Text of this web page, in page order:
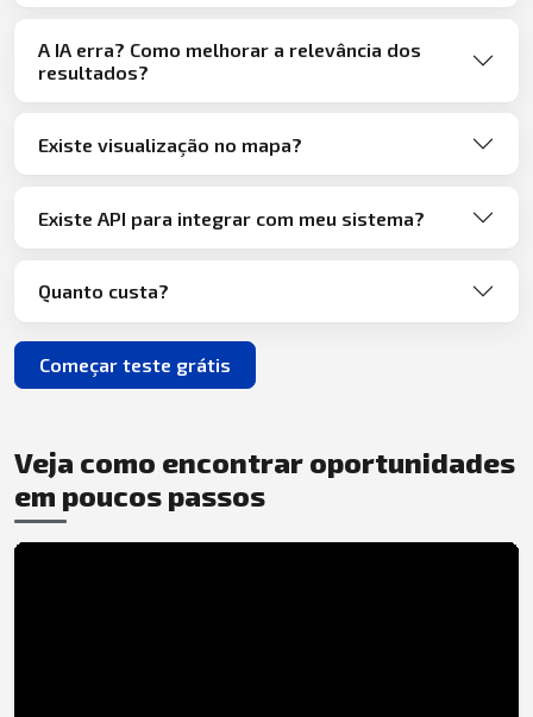
A IA erra? Como melhorar a relevância dos
resultados?
Existe visualização no mapa?
Existe API para integrar com meu sistema?
Quanto custa?
Começar teste grátis
Veja como encontrar oportunidades
em poucos passos